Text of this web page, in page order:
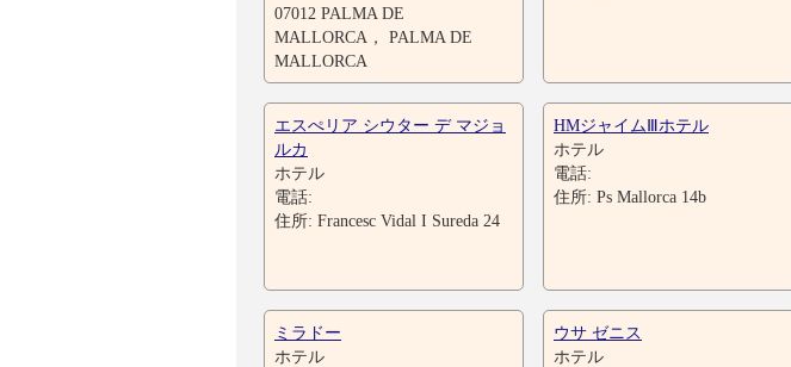
07012 PALMA DE
MALLORCA， PALMA DE
MALLORCA
エスぺリア シウター デ マジョ
ルカ
ホテル
電話:
住所: Francesc Vidal I Sureda 24
HMジャイムⅢホテル
ホテル
電話:
住所: Ps Mallorca 14b
ミラドー
ホテル
ウサ ゼニス
ホテル